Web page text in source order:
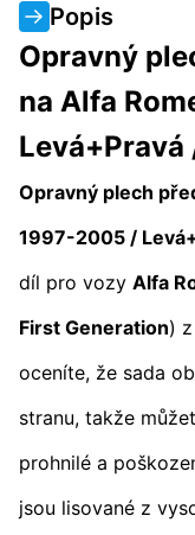
Popis
Opravný
na Alfa
Levá+Pravá
Opravný plech
1997-2005 /
díl pro vozy Alfa
First Generation)
oceníte, že sada
stranu, takže
prohnilé a
jsou lisované z